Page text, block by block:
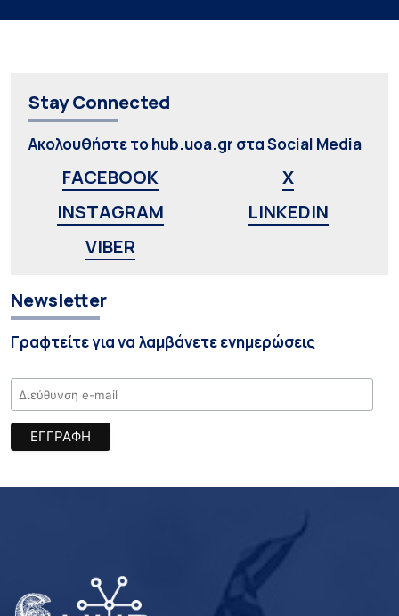
Stay Connected
Ακολουθήστε το hub.uoa.gr στα Social Media
FACEBOOK
X
INSTAGRAM
LINKEDIN
VIBER
Newsletter
Γραφτείτε για να λαμβάνετε ενημερώσεις